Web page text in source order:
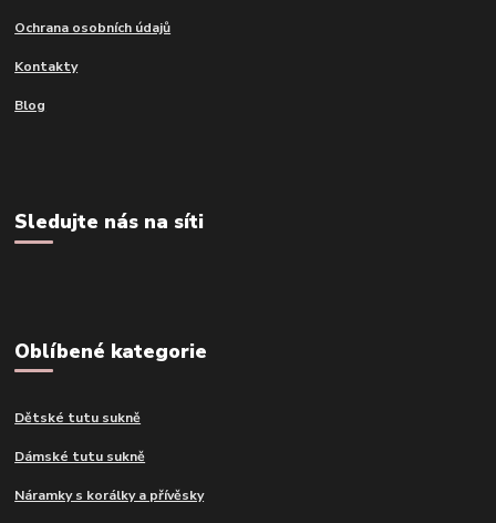
Ochrana osobních údajů
Kontakty
Blog
Sledujte nás na síti
Oblíbené kategorie
Dětské tutu sukně
Dámské tutu sukně
Náramky s korálky a přívěsky